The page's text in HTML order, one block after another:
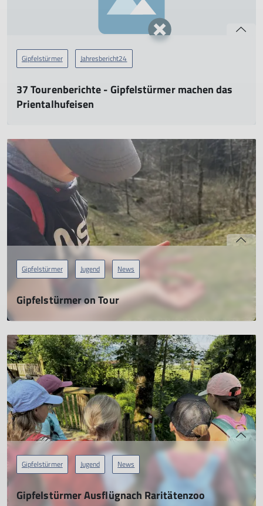
Gipfelstürmer Jahresbericht24
37 Tourenberichte - Gipfelstürmer machen das
Prientalhufeisen
mehr erfahren
Gipfelstürmer Jugend News
Gipfelstürmer on Tour
Ein Tag voller Abenteuer
mehr erfahren
Gipfelstürmer Jugend News
Gipfelstürmer Ausflügnach Raritätenzoo